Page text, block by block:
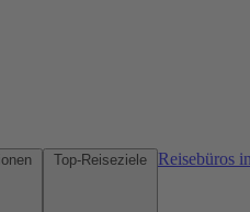
Reisebüros